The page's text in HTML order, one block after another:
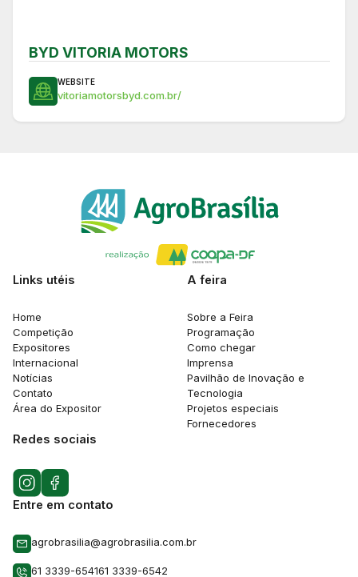
BYD VITORIA MOTORS
WEBSITE
vitoriamotorsbyd.com.br/
Links utéis
Home
Competição
Expositores
Internacional
Notícias
Contato
Área do Expositor
A feira
Sobre a Feira
Programação
Como chegar
Imprensa
Pavilhão de Inovação e
Tecnologia
Projetos especiais
Fornecedores
Redes sociais
Entre em contato
agrobrasilia@agrobrasilia.com.br
61 3339-654161 3339-6542